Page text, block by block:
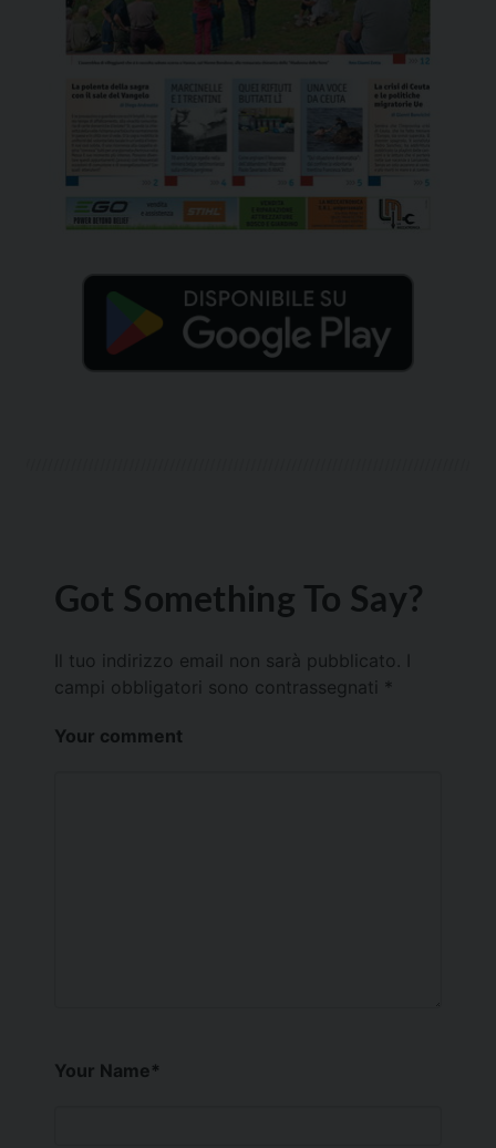
Got Something To Say?
Il tuo indirizzo email non sarà pubblicato.
campi obbligatori sono contrassegnati *
Your comment
Your Name*